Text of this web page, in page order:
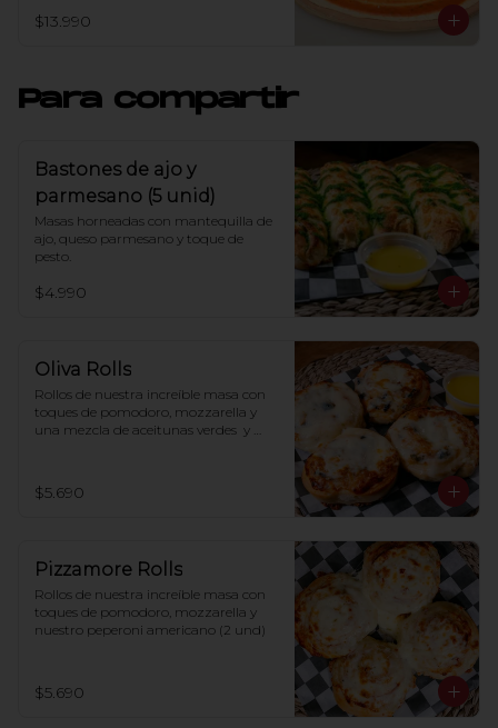
$13.990
Para compartir
Bastones de ajo y
parmesano (5 unid)
Masas horneadas con mantequilla de
ajo, queso parmesano y toque de
pesto.
$4.990
Oliva Rolls
Rollos de nuestra increíble masa con
toques de pomodoro, mozzarella y
una mezcla de aceitunas verdes  y
$5.690
Pizzamore Rolls
Rollos de nuestra increíble masa con
toques de pomodoro, mozzarella y
nuestro peperoni americano (2 und)
$5.690